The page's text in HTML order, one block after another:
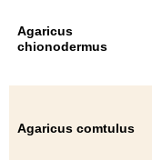
Agaricus
chionodermus
Agaricus comtulus